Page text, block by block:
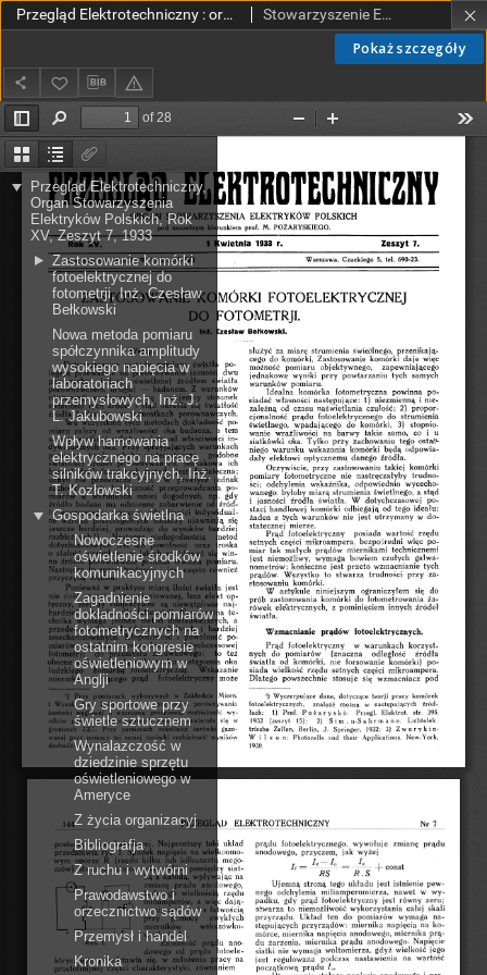
Pokaż szczegóły
Przegląd Elektrotechniczny : organ Stowarzyszenia Elektrotechników Polskich R. XV z. 7 (1933) Stowarzyszenie Elektrotechników Polskich.